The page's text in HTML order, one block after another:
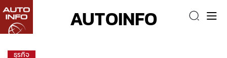
AUTOINFO
ธุรกิจ